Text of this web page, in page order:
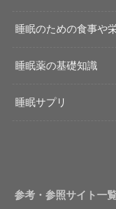
睡眠のための食事や
睡眠薬の基礎知識
睡眠サプリ
参考・参照サイト一